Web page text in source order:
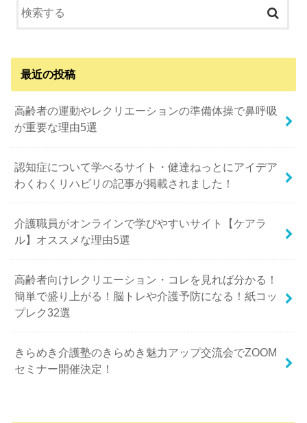
最近の投稿
高齢者の運動やレクリエーションの準備体操で鼻呼吸
が重要な理由5選
認知症について学べるサイト・健達ねっとにアイデア
わくわくリハビリの記事が掲載されました！
介護職員がオンラインで学びやすいサイト【ケアラ
ル】オススメな理由5選
高齢者向けレクリエーション・コレを見れば分かる！
簡単で盛り上がる！脳トレや介護予防になる！紙コッ
プレク32選
きらめき介護塾のきらめき魅力アップ交流会でZOOM
セミナー開催決定！